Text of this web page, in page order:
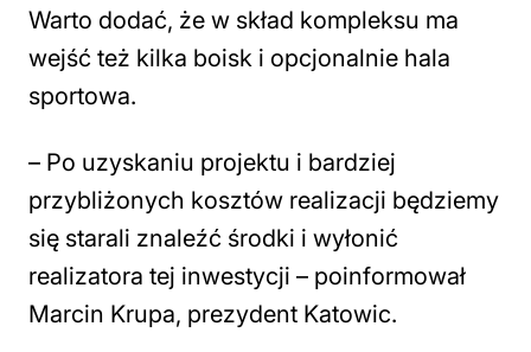
Warto dodać, że w skład kompleksu ma
wejść też kilka boisk i opcjonalnie hala
sportowa.
– Po uzyskaniu projektu i bardziej
przybliżonych kosztów realizacji będziemy
się starali znaleźć środki i wyłonić
realizatora tej inwestycji – poinformował
Marcin Krupa, prezydent Katowic.